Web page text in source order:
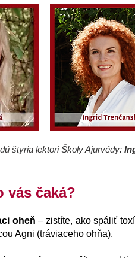
štyria lektori Školy Ajurvédy:
vás čaká?
oheň– zistíte, ako spáliť
Agni (tráviaceho ohňa).